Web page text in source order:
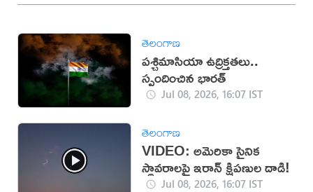
తెలంగాణ
పశ్చిమాసియా ఉద్రిక్తతలు..
స్పందించిన భారత్
Jul 08, 2026, 16:07 IST
తెలంగాణ
VIDEO: అమెరికా సైనిక
స్థావరాలపై ఇరాన్ క్షిపణుల దాడి!
Jul 08, 2026, 16:07 IST